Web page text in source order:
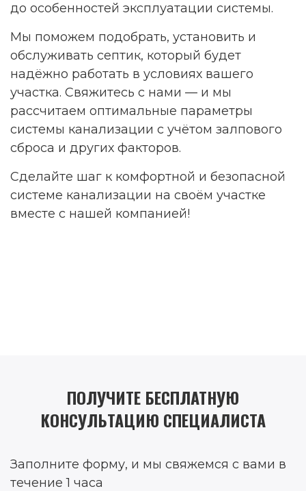
до особенностей эксплуатации системы.
Мы поможем подобрать, установить и
обслуживать септик, который будет
надёжно работать в условиях вашего
участка. Свяжитесь с нами — и мы
рассчитаем оптимальные параметры
системы канализации с учётом залпового
сброса и других факторов.
Сделайте шаг к комфортной и безопасной
системе канализации на своём участке
вместе с нашей компанией!
ПОЛУЧИТЕ БЕСПЛАТНУЮ
КОНСУЛЬТАЦИЮ СПЕЦИАЛИСТА
Заполните форму, и мы свяжемся с вами в
течение 1 часа